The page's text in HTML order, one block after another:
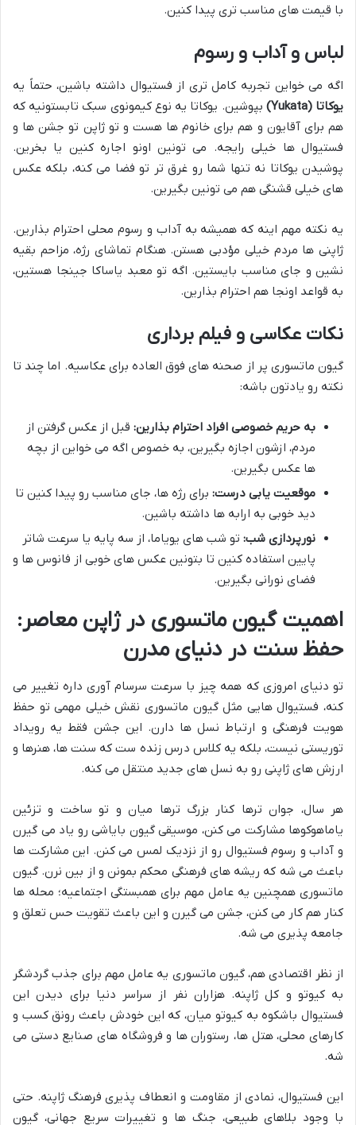
با قیمت های مناسب تری پیدا کنین.
لباس و آداب و رسوم
اگه می خواین تجربه کامل تری از فستیوال داشته باشین، حتماً یه
یوکاتا (Yukata)
بپوشین. یوکاتا یه نوع کیمونوی سبک تابستونیه که
هم برای آقایون و هم برای خانوم ها هست و تو ژاپن تو جشن ها و
فستیوال ها خیلی رایجه. می تونین اونو اجاره کنین یا بخرین.
پوشیدن یوکاتا نه تنها شما رو غرق تر تو فضا می کنه، بلکه عکس
های خیلی قشنگی هم می تونین بگیرین.
یه نکته مهم اینه که همیشه به آداب و رسوم محلی احترام بذارین.
ژاپنی ها مردم خیلی مؤدبی هستن. هنگام تماشای رژه، مزاحم بقیه
نشین و جای مناسب بایستین. اگه تو معبد یاساکا جینجا هستین،
به قواعد اونجا هم احترام بذارین.
نکات عکاسی و فیلم برداری
گیون ماتسوری پر از صحنه های فوق العاده برای عکاسیه. اما چند تا
نکته رو یادتون باشه:
به حریم خصوصی افراد احترام بذارین: قبل از عکس گرفتن از
مردم، ازشون اجازه بگیرین، به خصوص اگه می خواین از بچه
ها عکس بگیرین.
موقعیت یابی درست: برای رژه ها، جای مناسب رو پیدا کنین تا
دید خوبی به ارابه ها داشته باشین.
نورپردازی شب: تو شب های یویاما، از سه پایه یا سرعت شاتر
پایین استفاده کنین تا بتونین عکس های خوبی از فانوس ها و
فضای نورانی بگیرین.
اهمیت گیون ماتسوری در ژاپن معاصر:
حفظ سنت در دنیای مدرن
تو دنیای امروزی که همه چیز با سرعت سرسام آوری داره تغییر می
کنه، فستیوال هایی مثل گیون ماتسوری نقش خیلی مهمی تو حفظ
هویت فرهنگی و ارتباط نسل ها دارن. این جشن فقط یه رویداد
توریستی نیست، بلکه یه کلاس درس زنده ست که سنت ها، هنرها و
ارزش های ژاپنی رو به نسل های جدید منتقل می کنه.
هر سال، جوان ترها کنار بزرگ ترها میان و تو ساخت و تزئین
یاماهوکوها مشارکت می کنن، موسیقی گیون بایاشی رو یاد می گیرن
و آداب و رسوم فستیوال رو از نزدیک لمس می کنن. این مشارکت ها
باعث می شه که ریشه های فرهنگی محکم بمونن و از بین نرن. گیون
ماتسوری همچنین یه عامل مهم برای همبستگی اجتماعیه؛ محله ها
کنار هم کار می کنن، جشن می گیرن و این باعث تقویت حس تعلق و
جامعه پذیری می شه.
از نظر اقتصادی هم، گیون ماتسوری یه عامل مهم برای جذب گردشگر
به کیوتو و کل ژاپنه. هزاران نفر از سراسر دنیا برای دیدن این
فستیوال باشکوه به کیوتو میان، که این خودش باعث رونق کسب و
کارهای محلی، هتل ها، رستوران ها و فروشگاه های صنایع دستی می
شه.
این فستیوال، نمادی از مقاومت و انعطاف پذیری فرهنگ ژاپنه. حتی
با وجود بلاهای طبیعی، جنگ ها و تغییرات سریع جهانی، گیون